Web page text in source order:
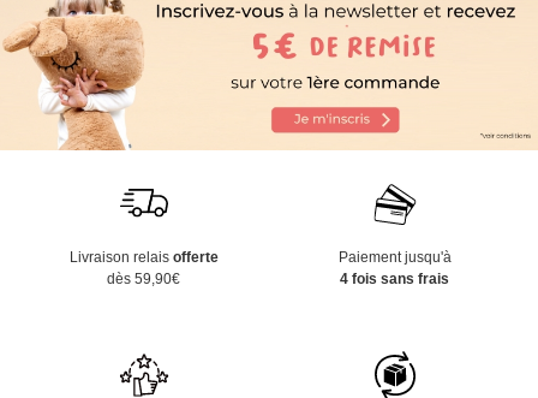
Livraison relais offerte
dès 59,90€
Paiement jusqu'à
4 fois sans frais